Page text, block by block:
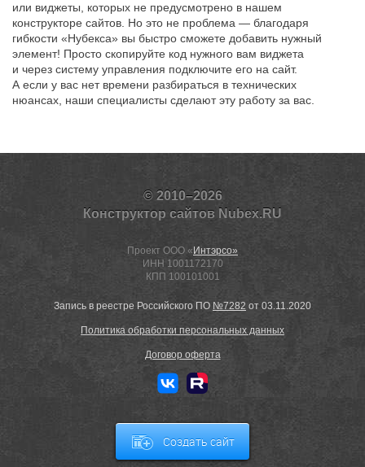
или виджеты, которых не предусмотрено в нашем
конструкторе сайтов. Но это не проблема — благодаря
гибкости «Нубекса» вы быстро сможете добавить нужный
элемент! Просто скопируйте код нужного вам виджета
и через систему управления подключите его на сайт.
А если у вас нет времени разбираться в технических
нюансах, наши специалисты сделают эту работу за вас.
© 2010–2026
Конструктор сайтов Nubex.RU
Проект ООО « Интэрсо»
ИНН 1001172170
КПП 100101001
Запись в реестре Российского ПО №7282 от 03.11.2020
Политика обработки персональных данных
Договор оферта
Создать сайт